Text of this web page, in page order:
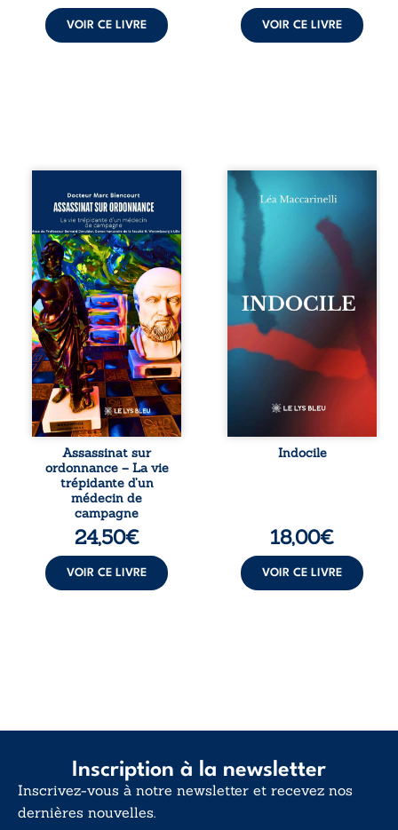
VOIR CE LIVRE VOIR CE LIVRE
Assassinat sur
ordonnance – La
vie trépidante
d’un médecin de
campagne est la
réédition enrichie
et actualisée du
témoignage du
Docteur Marc
Biencourt, ancien
médecin de
famille, qui revient
sur son parcours
médical, syndical
et ordinal. Depuis
septembre 2013, il
raconte le long
combat qui l’a
conduit à être
écarté du corps
médical, malgré
une décision de
première instance
Assassinat sur
ordonnance – La vie
trépidante d’un
médecin de
campagne
24,50€
VOIR CE LIVRE
Quatre parties.
Quatre refus.
Quatre visages
d’une existence en
friction. Entre les
silences qu’on ne
déchiffre pas, les
amours qu’on
dérange, les corps
qu’on administre
et les liens qu’on
sabote, cet
ouvrage parle à
vivent trop fort,
trop vrai, trop tôt.
traversée. Une
langue nue. Une
Indocile
18,00€
VOIR CE LIVRE
Inscription à la newsletter
Inscrivez-vous à notre newsletter et recevez nos
dernières nouvelles.